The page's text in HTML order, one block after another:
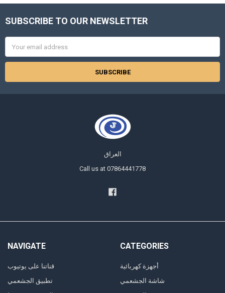
Footer
SUBSCRIBE TO OUR NEWSLETTER
Address
العراق
Call us at 07864441778
NAVIGATE
قناتنا على يوتيوب
تطبيق الجشعمي
CATEGORIES
أجهزة كهربائية
شاشة الجشعمي